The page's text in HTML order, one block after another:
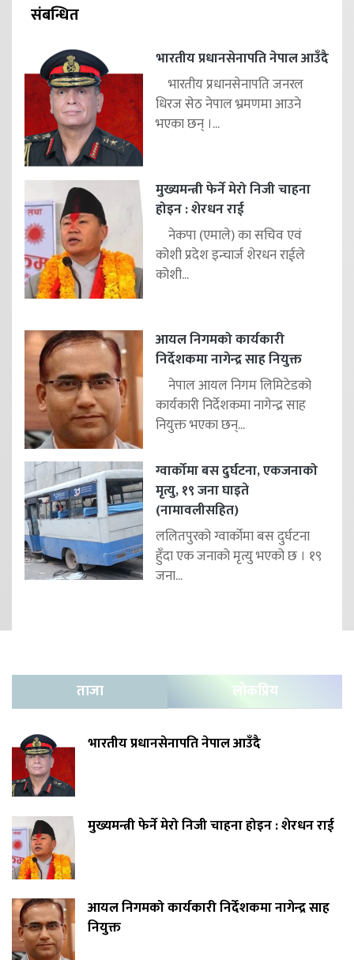
संबन्धित
भारतीय प्रधानसेनापति नेपाल आउँदै
भारतीय प्रधानसेनापति जनरल
धिरज सेठ नेपाल भ्रमणमा आउने
भएका छन् ।...
मुख्यमन्त्री फेर्ने मेरो निजी चाहना
होइन : शेरधन राई
नेकपा (एमाले) का सचिव एवं
कोशी प्रदेश इन्चार्ज शेरधन राईले
कोशी...
आयल निगमको कार्यकारी
निर्देशकमा नागेन्द्र साह नियुक्त
नेपाल आयल निगम लिमिटेडको
कार्यकारी निर्देशकमा नागेन्द्र साह
नियुक्त भएका छन्...
ग्वार्कोमा बस दुर्घटना, एकजनाको
मृत्यु, १९ जना घाइते
(नामावलीसहित)
ललितपुरको ग्वार्कोमा बस दुर्घटना
हुँदा एक जनाको मृत्यु भएको छ । १९
जना...
ताजा लोकप्रिय
भारतीय प्रधानसेनापति नेपाल आउँदै
मुख्यमन्त्री फेर्ने मेरो निजी चाहना होइन : शेरधन राई
आयल निगमको कार्यकारी निर्देशकमा नागेन्द्र साह
नियुक्त